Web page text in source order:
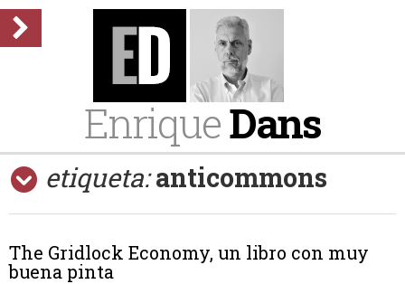
EnriqueDans
etiqueta: anticommons
The Gridlock Economy, un libro con muy
buena pinta